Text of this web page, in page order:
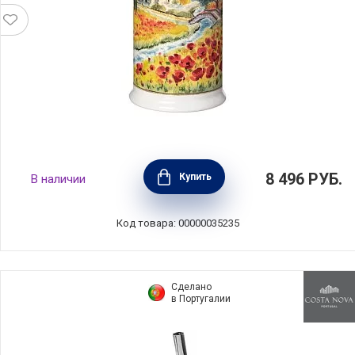
Бутылка для масла "Маки" 500 мл, керамика,
Nuova Cer, Италия, 9504-OFR
В наличии Купить 8 496 РУБ.
Код товара: 00000035235
Сделано
в Португалии